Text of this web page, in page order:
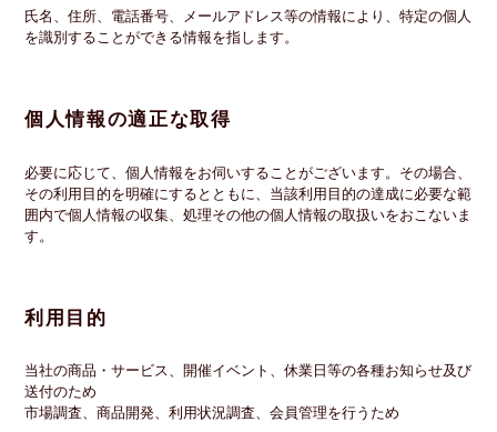
氏名、住所、電話番号、メールアドレス等の情報により、特定の個人
を識別することができる情報を指します。
個人情報の適正な取得
必要に応じて、個人情報をお伺いすることがございます。その場合、
その利用目的を明確にするとともに、当該利用目的の達成に必要な範
囲内で個人情報の収集、処理その他の個人情報の取扱いをおこないま
す。
利用目的
当社の商品・サービス、開催イベント、休業日等の各種お知らせ及び
送付のため
市場調査、商品開発、利用状況調査、会員管理を行うため